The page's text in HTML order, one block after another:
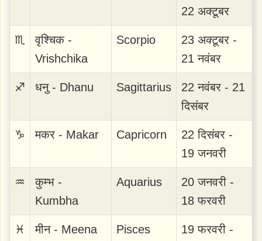
22 अक्टूबर
♏
वृश्चिक -
Vrishchika
Scorpio
23 अक्टूबर -
21 नवंबर
♐ धनु - Dhanu Sagittarius
22 नवंबर - 21
दिसंबर
♑ मकर - Makar Capricorn
22 दिसंबर -
19 जनवरी
♒
कुम्भ -
Kumbha
Aquarius
20 जनवरी -
18 फरवरी
♓ मीन - Meena Pisces
19 फरवरी -